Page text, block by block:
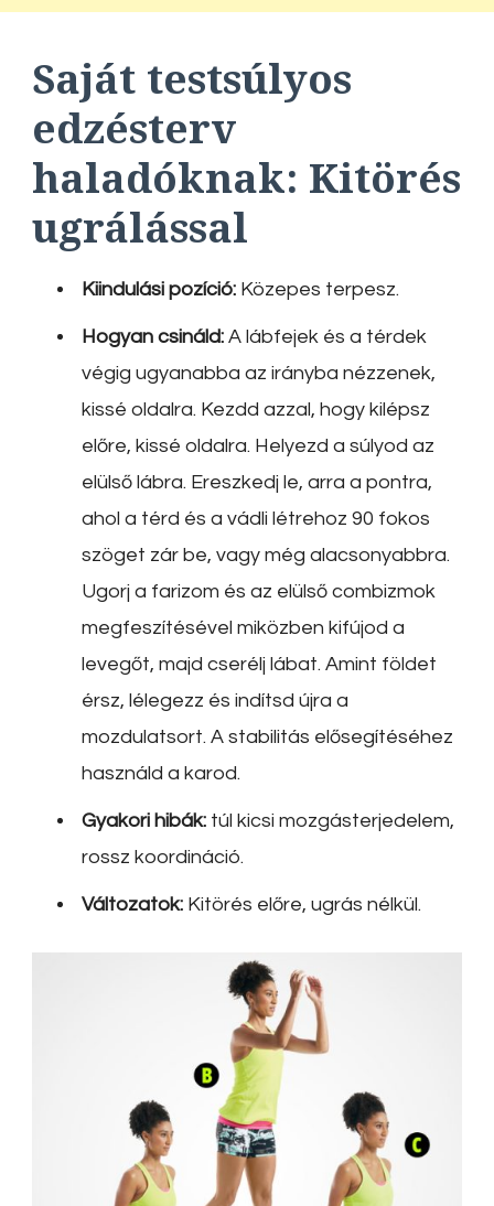
Saját testsúlyos
edzésterv
haladóknak: Kitörés
ugrálással
Kiindulási pozíció: Közepes terpesz.
Hogyan csináld: A lábfejek és a térdek
végig ugyanabba az irányba nézzenek,
kissé oldalra. Kezdd azzal, hogy kilépsz
előre, kissé oldalra. Helyezd a súlyod az
elülső lábra. Ereszkedj le, arra a pontra,
ahol a térd és a vádli létrehoz 90 fokos
szöget zár be, vagy még alacsonyabbra.
Ugorj a farizom és az elülső combizmok
megfeszítésével miközben kifújod a
levegőt, majd cserélj lábat. Amint földet
érsz, lélegezz és indítsd újra a
mozdulatsort. A stabilitás elősegítéséhez
használd a karod.
Gyakori hibák: túl kicsi mozgásterjedelem,
rossz koordináció.
Változatok: Kitörés előre, ugrás nélkül.